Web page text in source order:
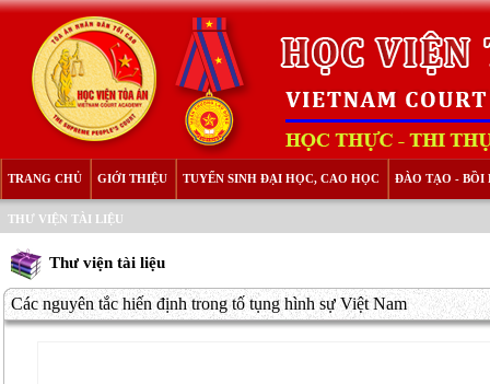
TRANG CHỦ GIỚI THIỆU TUYỂN SINH ĐẠI HỌC, CAO HỌC ĐÀO TẠO - BỒI
THƯ VIỆN TÀI LIỆU
Thư viện tài liệu
Các nguyên tắc hiến định trong tố tụng hình sự Việt Nam